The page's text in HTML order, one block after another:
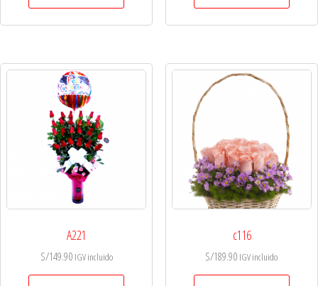
A221
S/149.90 IGV incluido
c116
S/189.90 IGV incluido